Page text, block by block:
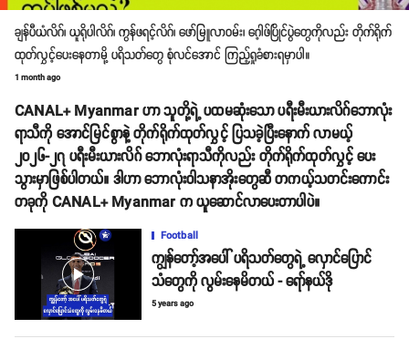
ချန်ပီယံလိဂ်၊ ယူရိုပါလိဂ်၊ ကွန်ဖရင့်လိဂ်၊ ဖော်မြူလာဝမ်း၊ ဂေ့ါဖ်ပြိုင်ပွဲတွေကိုလည်း တိုက်ရိုက်
ထုတ်လွှင့်ပေးနေတာမို့ ပရိသတ်တွေ စုံလင်အောင် ကြည့်ရှုခံစားရမှာပါ။
1 month ago
CANAL+ Myanmar ဟာ သူတို့ရဲ့ ပထမဆုံးသော ပရီးမီးယားလိဂ်ဘောလုံး
ရာသီကို အောင်မြင်စွာနဲ့ တိုက်ရိုက်ထုတ်လွှင့် ပြသခဲ့ပြီးနောက် လာမယ့်
၂၀၂၆-၂၇ ပရီးမီးယားလိဂ် ဘောလုံးရာသီကိုလည်း တိုက်ရိုက်ထုတ်လွှင့် ပေး
သွားမှာဖြစ်ပါတယ်။ ဒါဟာ ဘောလုံးဝါသနာအိုးတွေဆီ တကယ့်သတင်းကောင်း
တခုကို CANAL+ Myanmar က ယူဆောင်လာပေးတာပါပဲ။
play_arrow
Football
ကျွန်တော့်အပေါ် ပရိသတ်တွေရဲ့ လှောင်ပြောင်
သံတွေကို လွမ်းနေမိတယ် - ရော်နယ်ဒို
5 years ago